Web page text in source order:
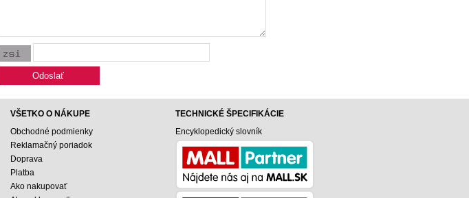
VŠETKO O NÁKUPE
Obchodné podmienky
Reklamačný poriadok
Doprava
Platba
Ako nakupovať
TECHNICKÉ ŠPECIFIKÁCIE
Encyklopedický slovník